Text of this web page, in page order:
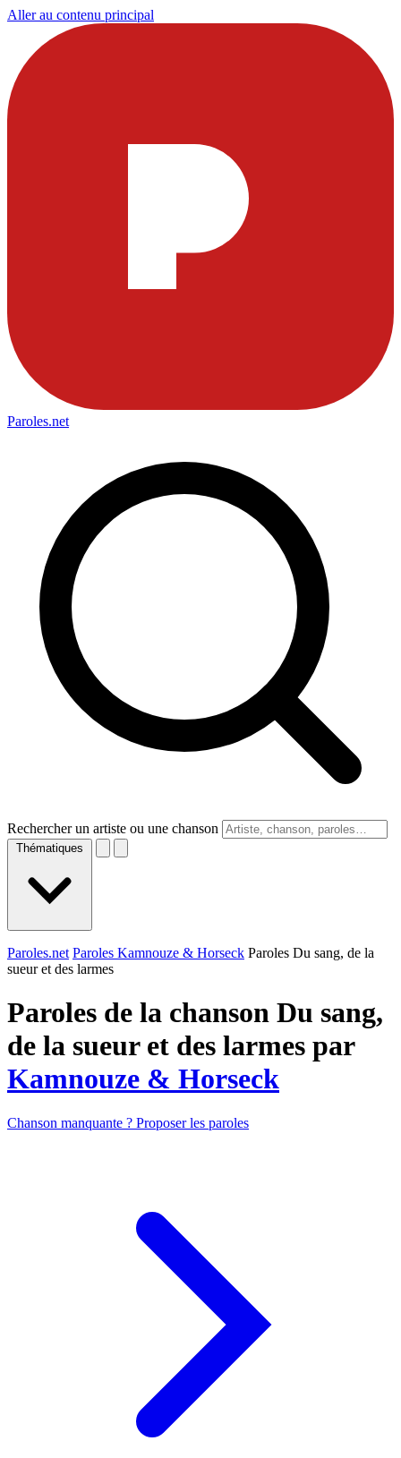
Aller au contenu principal
Paroles.net
Rechercher un artiste ou une chanson
Thématiques
Paroles.net Paroles Kamnouze & Horseck Paroles Du sang, de la
sueur et des larmes
Paroles de la chanson Du sang,
de la sueur et des larmes par
Kamnouze & Horseck
Chanson manquante ? Proposer les paroles